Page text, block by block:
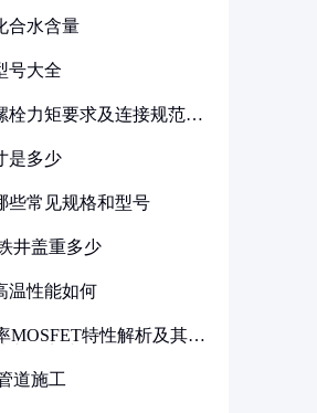
合水含量
号大全
栓力矩要求及连接规范详
是多少
些常见规格和型号
井盖重多少
温性能如何
MOSFET特性解析及其在
道施工